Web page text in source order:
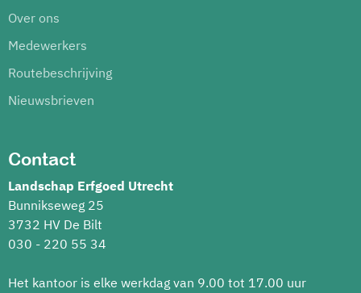
Over ons
Medewerkers
Routebeschrijving
Nieuwsbrieven
Contact
Landschap Erfgoed Utrecht
Bunnikseweg 25
3732 HV De Bilt
030 - 220 55 34
Het kantoor is elke werkdag van 9.00 tot 17.00 uur